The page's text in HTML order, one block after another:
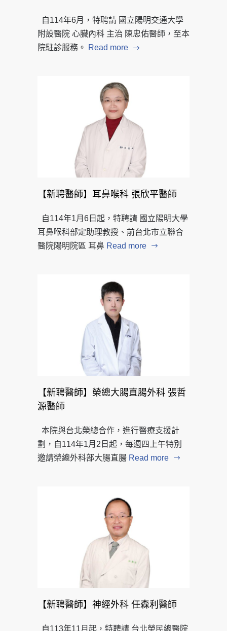
自114年6月，特聘請 國立陽明交通大學
附設醫院 心臟內科 主治 陳忠佑醫師，至本
院駐診服務。
Read more
【新聘醫師】耳鼻喉科 張欣平醫師
自114年1月6日起，特聘請 國立陽明大學
耳鼻喉科部定助理教授、前台北市立聯合
醫院陽明院區 耳鼻 Read more
【新聘醫師】榮總大腸直腸外科 張哲
源醫師
本院與台北榮總合作，進行醫療支援計
劃，自114年1月2日起，每週四上午特別
邀請榮總外科部大腸直腸 Read more
【新聘醫師】神經外科 任森利醫師
自113年11月起，特聘請 台北榮民總醫院